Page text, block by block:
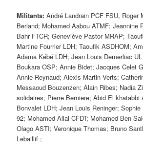
Militants: André Landrain PCF FSU, Roger
Berland; Mohamed Aabou ATMF; Jeannine
Bahr FTCR; Geneviève Pastor MRAP;
Martine Fourrier LDH; Taoufik ASDHOM;
Adama Kébé LDH; Jean Louis Demerliac
Boukara OSP; Annie Bidet; Jacques Celet
Annie Reynaud; Alexis Martin Verts;
Messaoud Bouzenzen; Alain Ribes; Nadia
solidaires; Pierre Berniere; Abid El khatabbi
Bonvalet LDH; Jean Louis Reninger;
92; Mohamed Allal CFDT; Mohamed Ben
Olago ASTI; Veronique Thomas; Bruno
Lebaillif ;